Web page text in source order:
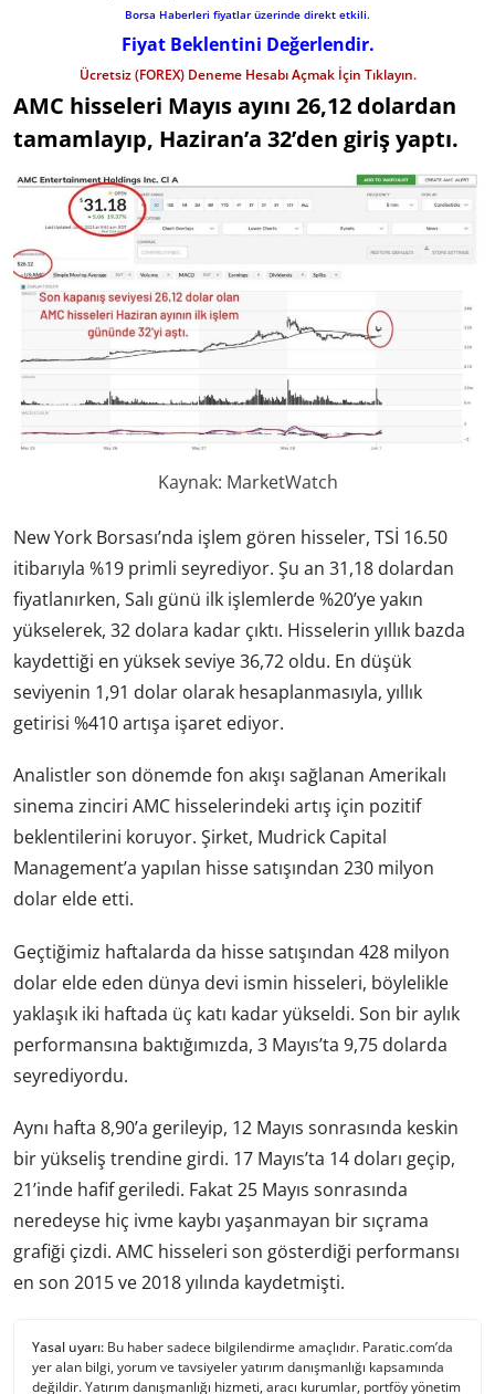
Borsa Haberleri fiyatlar üzerinde direkt etkili.
Fiyat Beklentini Değerlendir.
Ücretsiz (FOREX) Deneme Hesabı Açmak İçin Tıklayın.
AMC hisseleri Mayıs ayını 26,12 dolardan
tamamlayıp, Haziran’a 32’den giriş yaptı.
Kaynak: MarketWatch
New York Borsası’nda işlem gören hisseler, TSİ 16.50
itibarıyla %19 primli seyrediyor. Şu an 31,18 dolardan
fiyatlanırken, Salı günü ilk işlemlerde %20’ye yakın
yükselerek, 32 dolara kadar çıktı. Hisselerin yıllık bazda
kaydettiği en yüksek seviye 36,72 oldu. En düşük
seviyenin 1,91 dolar olarak hesaplanmasıyla, yıllık
getirisi %410 artışa işaret ediyor.
Analistler son dönemde fon akışı sağlanan Amerikalı
sinema zinciri AMC hisselerindeki artış için pozitif
beklentilerini koruyor. Şirket, Mudrick Capital
Management’a yapılan hisse satışından 230 milyon
dolar elde etti.
Geçtiğimiz haftalarda da hisse satışından 428 milyon
dolar elde eden dünya devi ismin hisseleri, böylelikle
yaklaşık iki haftada üç katı kadar yükseldi. Son bir aylık
performansına baktığımızda, 3 Mayıs’ta 9,75 dolarda
seyrediyordu.
Aynı hafta 8,90’a gerileyip, 12 Mayıs sonrasında keskin
bir yükseliş trendine girdi. 17 Mayıs’ta 14 doları geçip,
21’inde hafif geriledi. Fakat 25 Mayıs sonrasında
neredeyse hiç ivme kaybı yaşanmayan bir sıçrama
grafiği çizdi. AMC hisseleri son gösterdiği performansı
en son 2015 ve 2018 yılında kaydetmişti.
Yasal uyarı: Bu haber sadece bilgilendirme amaçlıdır. Paratic.com’da
yer alan bilgi, yorum ve tavsiyeler yatırım danışmanlığı kapsamında
değildir. Yatırım danışmanlığı hizmeti, aracı kurumlar, portföy yönetim